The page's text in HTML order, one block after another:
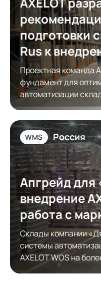
подготовки
Rus к
Проектная команда
фундамент для
автоматизации
Rus
WMS Россия
Апгрейд для
внедрение
работа с
Склады компании
системы
AXELOT WOS на
автоматизации